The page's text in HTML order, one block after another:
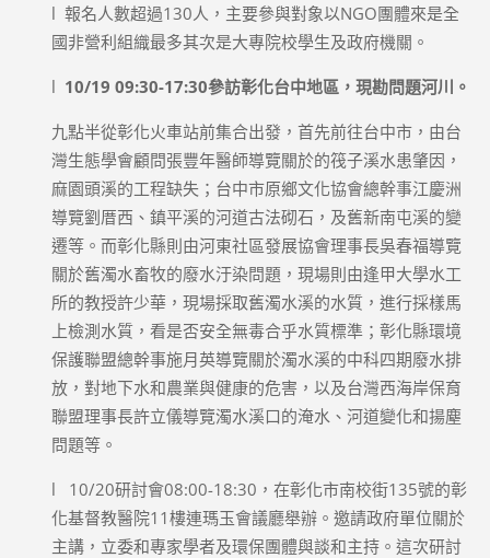
l 報名人數超過130人，主要參與對象以NGO團體來是全
國非營利組織最多其次是大專院校學生及政府機關。
l 10/19 09:30-17:30參訪彰化台中地區，現勘問題河川。
九點半從彰化火車站前集合出發，首先前往台中市，由台
灣生態學會顧問張豐年醫師導覽關於的筏子溪水患肇因，
麻園頭溪的工程缺失；台中市原鄉文化協會總幹事江慶洲
導覽劉厝西、鎮平溪的河道古法砌石，及舊新南屯溪的變
遷等。而彰化縣則由河東社區發展協會理事長吳春福導覽
關於舊濁水畜牧的廢水汙染問題，現場則由逢甲大學水工
所的教授許少華，現場採取舊濁水溪的水質，進行採樣馬
上檢測水質，看是否安全無毒合乎水質標準；彰化縣環境
保護聯盟總幹事施月英導覽關於濁水溪的中科四期廢水排
放，對地下水和農業與健康的危害，以及台灣西海岸保育
聯盟理事長許立儀導覽濁水溪口的淹水、河道變化和揚塵
問題等。
l 10/20研討會08:00-18:30，在彰化市南校街135號的彰
化基督教醫院11樓連瑪玉會議廳舉辦。邀請政府單位關於
主講，立委和專家學者及環保團體與談和主持。這次研討